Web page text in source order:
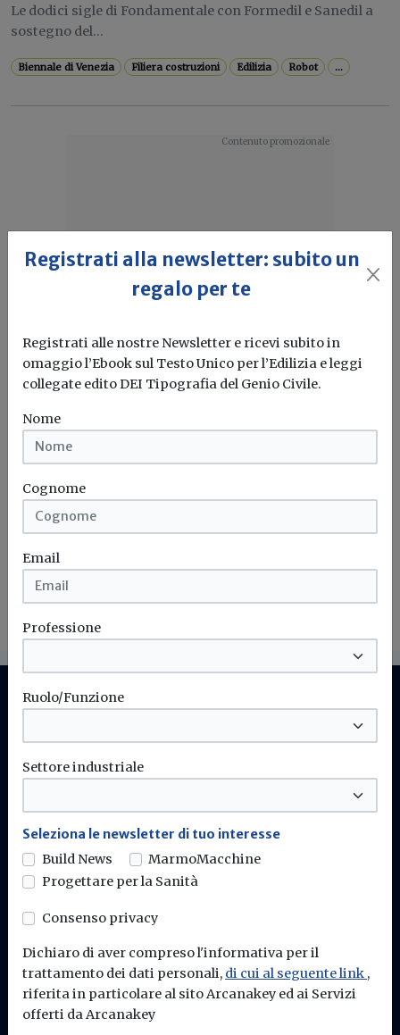
Le dodici sigle di Fondamentale con Formedil e Sanedil a
sostegno del...
Biennale di Venezia Filiera costruzioni Edilizia Robot ...
Iscriviti alla newsletter di
Build News
Rimani aggiornato sulle ultime
novità in campo di efficienza
energetica e sostenibilità edile
Iscriviti
Chi siamo
Registrati alla newsletter: subito un
regalo per te
Registrati alle nostre Newsletter e ricevi subito in
omaggio l’Ebook sul Testo Unico per l’Edilizia e leggi
collegate edito DEI Tipografia del Genio Civile.
Nome
Cognome
Email
Professione
Ruolo/Funzione
Settore industriale
Seleziona le newsletter di tuo interesse
Build News
MarmoMacchine
Progettare per la Sanità
Consenso privacy
Dichiaro di aver compreso l'informativa per il
trattamento dei dati personali, di cui al seguente link ,
riferita in particolare al sito Arcanakey ed ai Servizi
offerti da Arcanakey